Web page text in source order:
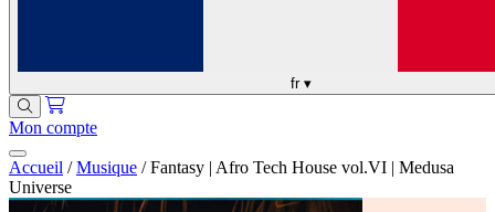
fr ▾
Mon compte
Accueil / Musique / Fantasy | Afro Tech House vol.VI | Medusa
Universe